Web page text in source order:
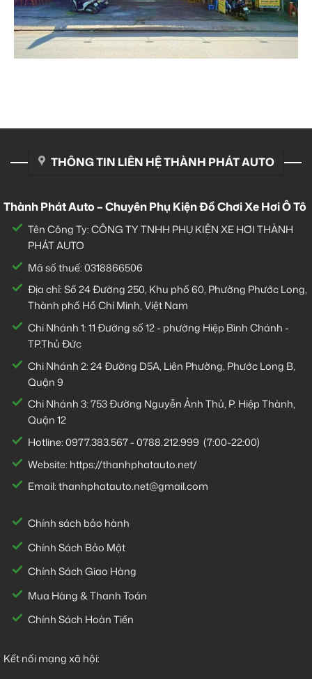
THÔNG TIN LIÊN HỆ THÀNH PHÁT AUTO
Thành Phát Auto – Chuyên Phụ Kiện Đồ Chơi Xe Hơi Ô Tô
Tên Công Ty: CÔNG TY TNHH PHỤ KIỆN XE HƠI THÀNH
PHÁT AUTO
Mã số thuế: 0318866506
Địa chỉ: Số 24 Đường 250, Khu phố 60, Phường Phước Long,
Thành phố Hồ Chí Minh, Việt Nam
Chi Nhánh 1:11 Đường số 12 - phường Hiệp Bình Chánh -
TP.Thủ Đức
Chi Nhánh 2:24 Đường D5A, Liên Phường, Phước Long B,
Quận 9
Chi Nhánh 3:753 Đường Nguyễn Ảnh Thủ, P. Hiệp Thành,
Quận 12
Hotline:0977.383.567-0788.212.999 (7:00-22:00)
Website: https://thanhphatauto.net/
Email:thanhphatauto.net@gmail.com
Chính sách bảo hành
Chính Sách Bảo Mật
Chính Sách Giao Hàng
Mua Hàng & Thanh Toán
Chính Sách Hoàn Tiền
Kết nối mạng xã hội: